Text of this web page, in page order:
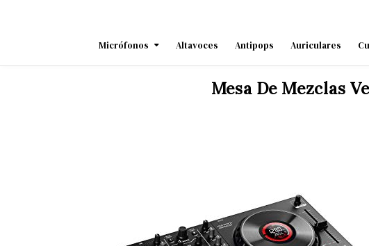
Micrófonos Altavoces Antipops Auriculares
Mesa De Mezclas